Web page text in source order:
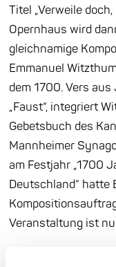
Titel „Verweile
Opernhaus wird
gleichnamige
Emmanuel
dem 1700. Vers
„Faust“, integriert
Gebetsbuch des
Mannheimer
am Festjahr „1700
Deutschland“ hatte
Veranstaltung ist